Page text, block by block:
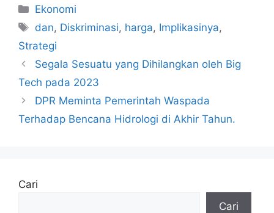
Kategori
Ekonomi
Tag
dan, Diskriminasi, harga, Implikasinya,
Strategi
Segala Sesuatu yang Dihilangkan oleh Big
Tech pada 2023
DPR Meminta Pemerintah Waspada
Terhadap Bencana Hidrologi di Akhir Tahun.
Cari
Cari